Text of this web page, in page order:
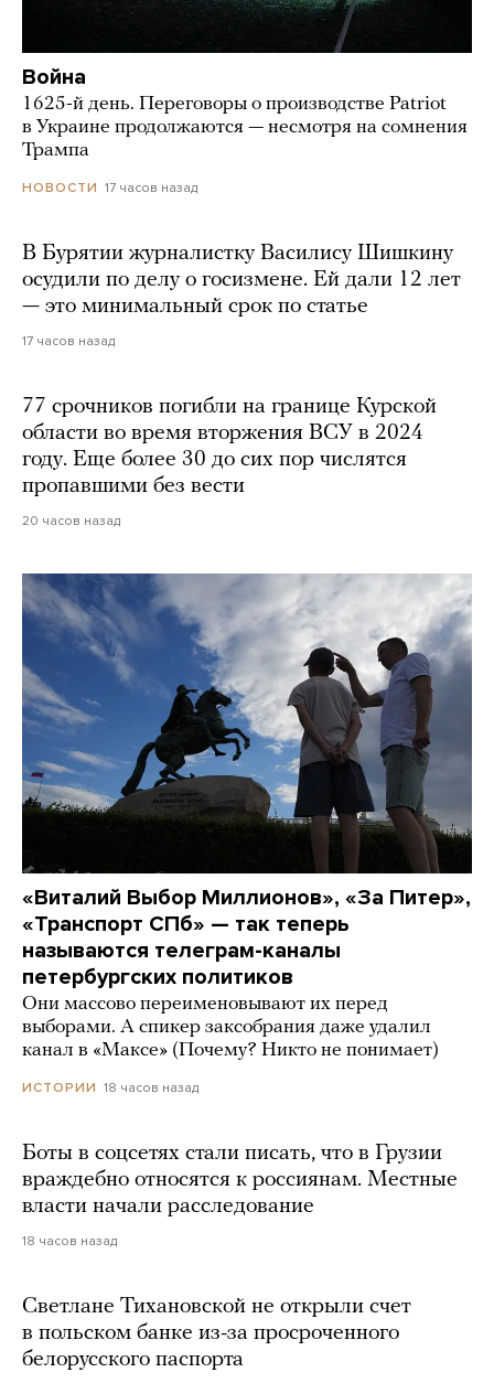
Война
1625-й день. Переговоры о производстве Patriot
в Украине продолжаются — несмотря на сомнения
Трампа
НОВОСТИ 17 часов назад
В Бурятии журналистку Василису Шишкину
осудили по делу о госизмене. Ей дали 12 лет
— это минимальный срок по статье
17 часов назад
77 срочников погибли на границе Курской
области во время вторжения ВСУ в 2024
году. Еще более 30 до сих пор числятся
пропавшими без вести
20 часов назад
«Виталий Выбор Миллионов», «За Питер»,
«Транспорт СПб» — так теперь
называются телеграм-каналы
петербургских политиков
Они массово переименовывают их перед
выборами. А спикер заксобрания даже удалил
канал в «Максе» (Почему? Никто не понимает)
ИСТОРИИ 18 часов назад
Боты в соцсетях стали писать, что в Грузии
враждебно относятся к россиянам. Местные
власти начали расследование
18 часов назад
Светлане Тихановской не открыли счет
в польском банке из-за просроченного
белорусского паспорта